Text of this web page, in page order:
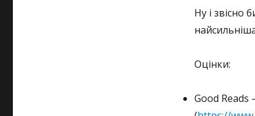
Ну і звісно
Оцінки:
Good Reads